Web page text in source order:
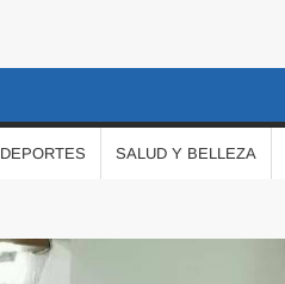
DEPORTES SALUD Y BELLEZA